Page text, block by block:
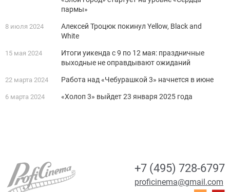
пармы»
8 июля 2024
Алексей Троцюк покинул Yellow, Black and
White
15 мая 2024
Итоги уикенда с 9 по 12 мая: праздничные
выходные не оправдывают ожиданий
22 марта 2024 Работа над «Чебурашкой 3» начнется в июне
6 марта 2024 «Холоп 3» выйдет 23 января 2025 года
+7 (495) 728-6797
proficinema@gmail.com